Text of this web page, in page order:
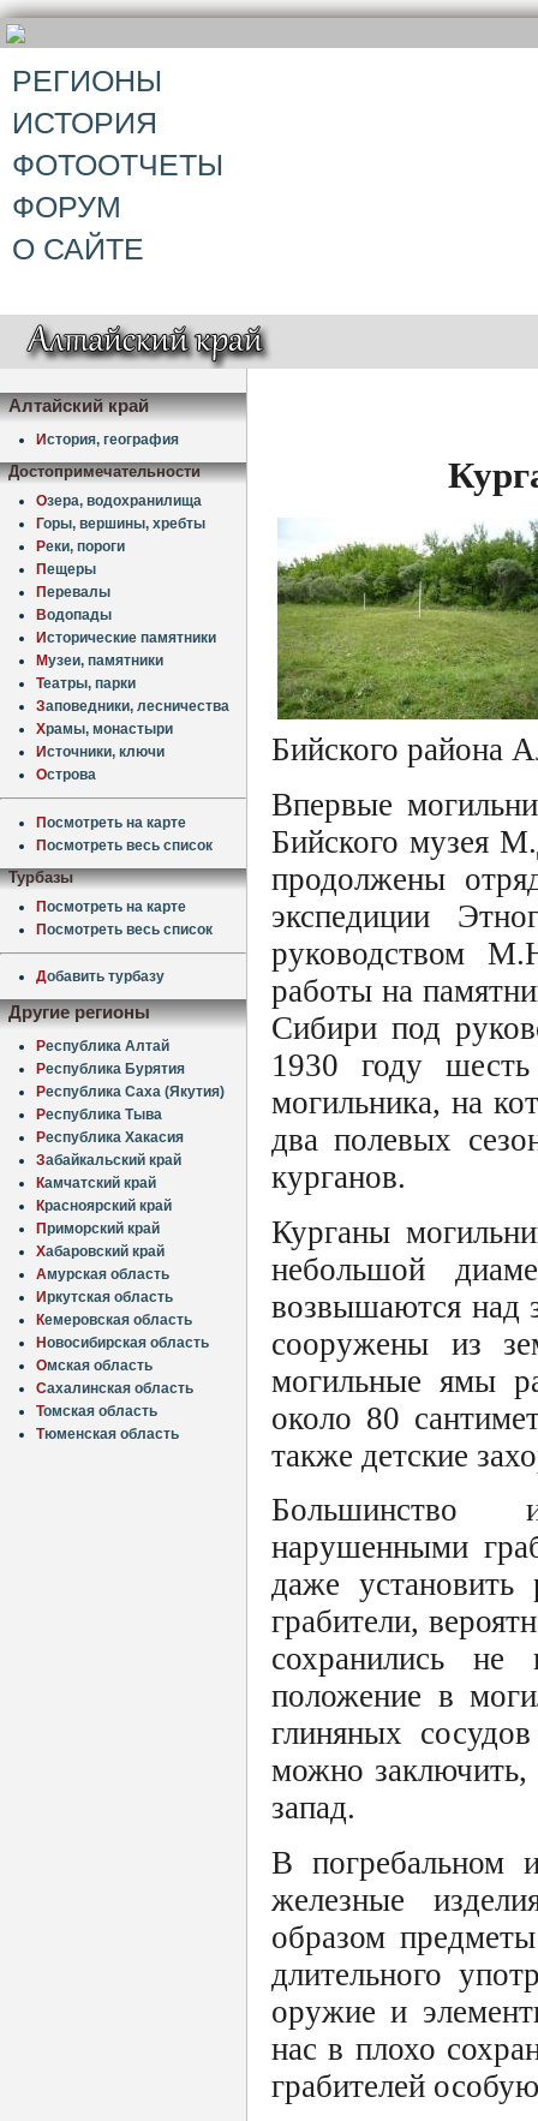
РЕГИОНЫ
ИСТОРИЯ
ФОТООТЧЕТЫ
ФОРУМ
О САЙТЕ
Алтайский край
История, география
Достопримечательности
Озера, водохранилища
Горы, вершины, хребты
Реки, пороги
Пещеры
Перевалы
Водопады
Исторические памятники
Музеи, памятники
Театры, парки
Заповедники, лесничества
Храмы, монастыри
Источники, ключи
Острова
Посмотреть на карте
Посмотреть весь список
Турбазы
Посмотреть на карте
Посмотреть весь список
Добавить турбазу
Другие регионы
Республика Алтай
Республика Бурятия
Республика Саха (Якутия)
Республика Тыва
Республика Хакасия
Забайкальский край
Камчатский край
Красноярский край
Приморский край
Хабаровский край
Амурская область
Иркутская область
Кемеровская область
Новосибирская область
Омская область
Сахалинская область
Томская область
Тюменская область
Бийского района
Впервые
Бийского музея
продолжены
экспедиции
руководством
работы на
Сибири под
1930 году
могильника, на
два полевых
курганов.
Курганы
небольшой
возвышаются над
сооружены из
могильные ямы
около 80
также детские
Большинство
нарушенными
даже
грабители,
сохранились не
положение в
глиняных
можно заключить,
запад.
В погребальном
железные
образом
длительного
оружие и
нас в плохо
грабителей